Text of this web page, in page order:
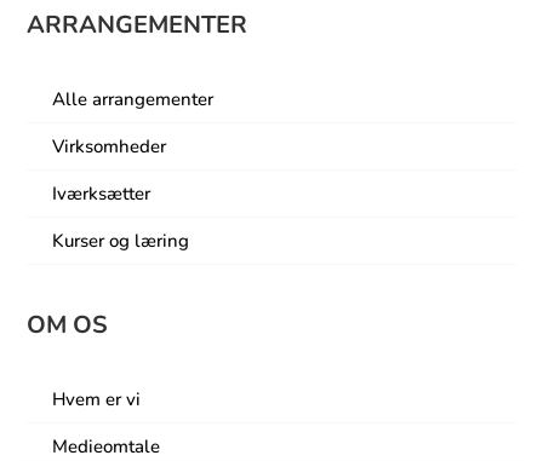
ARRANGEMENTER
Alle arrangementer
Virksomheder
Iværksætter
Kurser og læring
OM OS
Hvem er vi
Medieomtale